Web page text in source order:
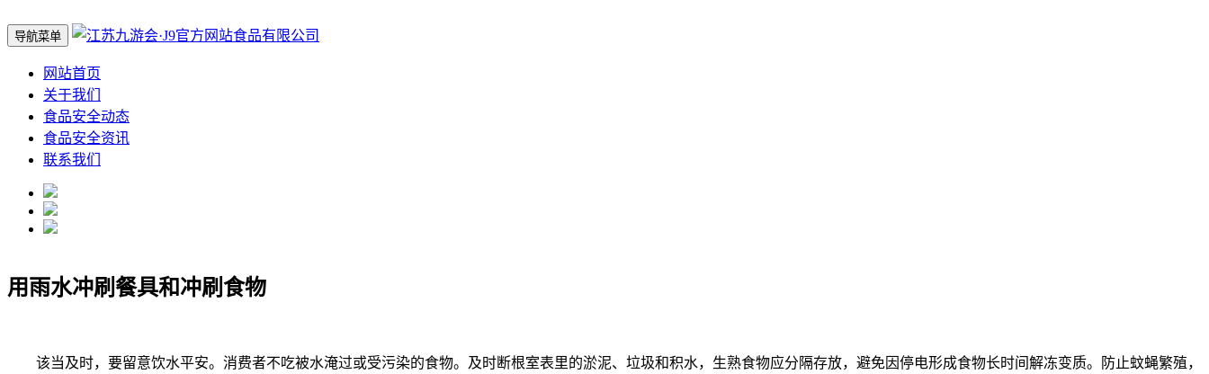
导航菜单
网站首页
关于我们
食品安全动态
食品安全资讯
联系我们
用雨水冲刷餐具和冲刷食物
该当及时，要留意饮水平安。消费者不吃被水淹过或受污染的食物。及时断根室表里的淤泥、垃圾和积水，生熟食物应分隔存放，避免因停电形成食物长时间解冻变质。防止蚊蝇繁殖，